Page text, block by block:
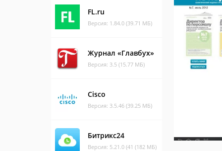
FL.ru
Версия: 1.84.0 (39.71 МБ)
Журнал «Главбух»
Версия: 3.5 (15.77 МБ)
Cisco
Версия: 3.5.46 (39.25 МБ)
Битрикс24
Версия: 5.21.0 (41 (182 МБ)